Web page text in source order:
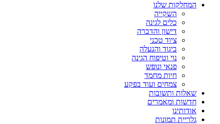
המחלקות שלנו
השקייה
כלים לגינה
דישון והדברה
ציוד טכני
ביגוד והנעלה
נוי וטיפוח הגינה
פנאי ונופש
חיות מחמד
צמחים ועוד בפקע
שאלות ותשובות
חדשות ומאמרים
אודותינו
גלריית תמונות